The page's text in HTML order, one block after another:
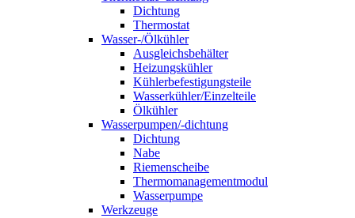
Dichtung
Thermostat
Wasser-/Ölkühler
Ausgleichsbehälter
Heizungskühler
Kühlerbefestigungsteile
Wasserkühler/Einzelteile
Ölkühler
Wasserpumpen/-dichtung
Dichtung
Nabe
Riemenscheibe
Thermomanagementmodul
Wasserpumpe
Werkzeuge